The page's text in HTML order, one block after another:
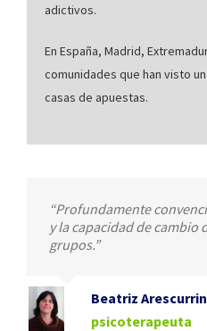
adictivos.
En España, Madrid,
comunidades que han visto
casas de apuestas.
“Profundamente
y la capacidad de cambio
grupos.”
Beatriz
psicoterapeuta